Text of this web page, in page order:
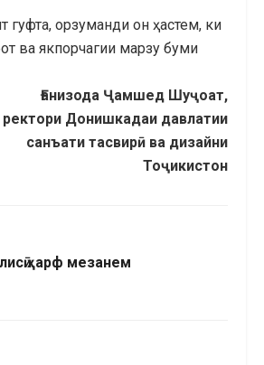
гуфта, орзуманди он ҳастем, ки
ва якпорчагии марзу буми
Ғанизода Ҷамшед Шуҷоат,
ректори Донишкадаи давлатии
санъати тасвирӣ ва дизайни
Тоҷикистон
ҳарф мезанем